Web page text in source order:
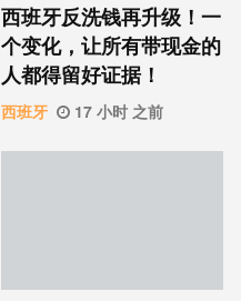
西班牙反洗钱再升级！一
个变化，让所有带现金的
人都得留好证据！
西班牙 17 小时 之前